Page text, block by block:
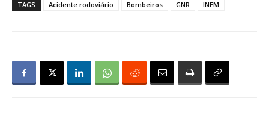
TAGS Acidente rodoviário Bombeiros GNR INEM